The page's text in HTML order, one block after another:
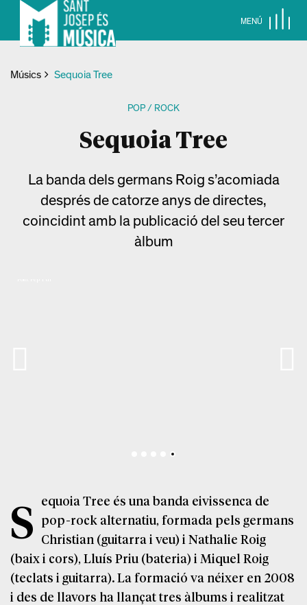
MENÚ
Músics Sequoia Tree
POP / ROCK
Sequoia Tree
La banda dels germans Roig s’acomiada
després de catorze anys de directes,
coincidint amb la publicació del seu tercer
àlbum
Sequoia Tree és una banda eivissenca de pop-rock alternatiu, formada pels germans
Christian (guitarra i veu) i Nathalie Roig
(baix i cors), Lluís Priu (bateria) i Miquel Roig
(teclats i guitarra). La formació va néixer en 2008
i des de llavors ha llançat tres àlbums i realitzat